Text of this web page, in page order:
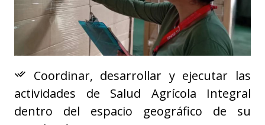
Coordinar, desarrollar y ejecutar las
actividades de Salud Agrícola Integral
dentro del espacio geográfico de su